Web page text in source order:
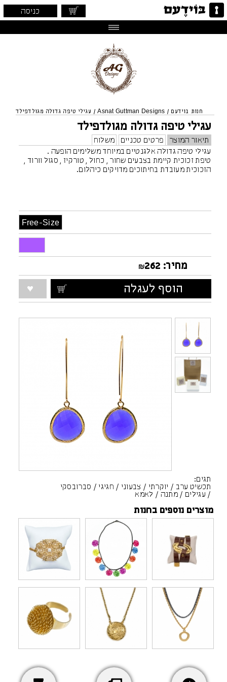
כניסה
חנות בוידעם /
Asnat Guttman Designs
/ עגילי טיפה גדולה מגולדפילד
עגילי טיפה גדולה מגולדפילד
תיאור המוצר פרטים טכניים
משלוח
עגילי טיפה גדולה אלגנטיים במיוחד משלימים הופעה .
טיפת זכוכית קיימת בצבעים שחור , כחול , טורקיז , סגול וורוד ,
הזכוכית מעובדת בחיתוכים מדויקים כיהלום.
Free-Size
מחיר: ₪262
הוסף לעגלה
תגים:
תכשיט ערב / יוקרתי / צבעוני / חגיגי / סברובסקי
/ עגילים /מתנה / לאמא
מוצרים נוספים בחנות